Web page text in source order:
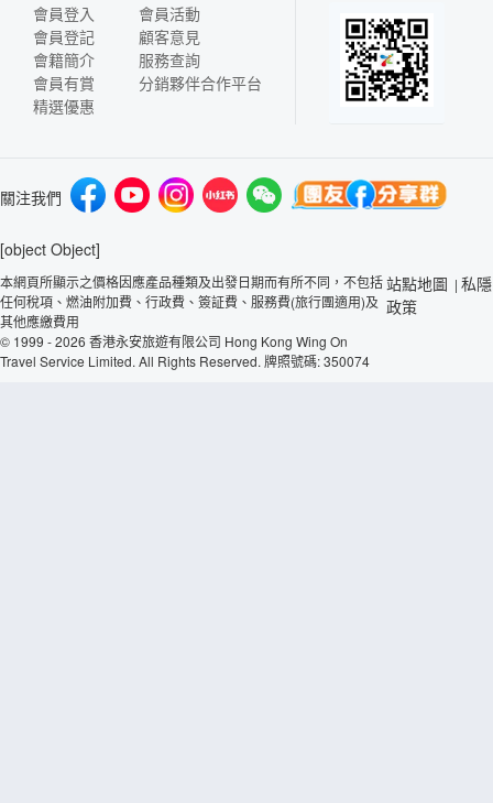
會員登入
會員登記
會籍簡介
會員有賞
精選優惠
會員活動
顧客意見
服務查詢
分銷夥伴合作平台
關注我們
[object Object]
本網頁所顯示之價格因應產品種類及出發日期而有所不同，不包括
任何稅項、燃油附加費、行政費、簽証費、服務費(旅行團適用)及
其他應繳費用
© 1999 - 2026 香港永安旅遊有限公司 Hong Kong Wing On
Travel Service Limited. All Rights Reserved. 牌照號碼: 350074
站點地圖 | 私隱
政策